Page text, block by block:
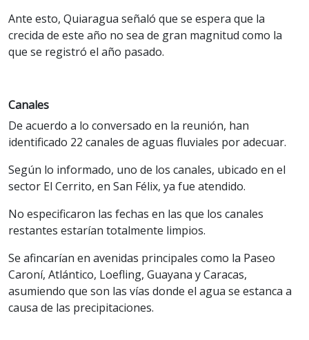
Ante esto, Quiaragua señaló que se espera que la
crecida de este año no sea de gran magnitud como la
que se registró el año pasado.
Canales
De acuerdo a lo conversado en la reunión, han
identificado 22 canales de aguas fluviales por adecuar.
Según lo informado, uno de los canales, ubicado en el
sector El Cerrito, en San Félix, ya fue atendido.
No especificaron las fechas en las que los canales
restantes estarían totalmente limpios.
Se afincarían en avenidas principales como la Paseo
Caroní, Atlántico, Loefling, Guayana y Caracas,
asumiendo que son las vías donde el agua se estanca a
causa de las precipitaciones.